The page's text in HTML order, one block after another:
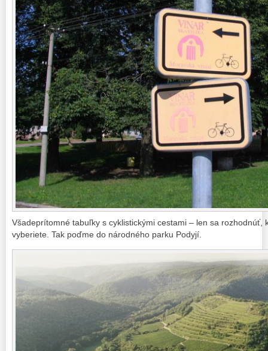
Všadeprítomné tabuľky s cyklistickými cestami – len sa rozhodnúť,
vyberiete. Tak poďme do národného parku Podyjí.